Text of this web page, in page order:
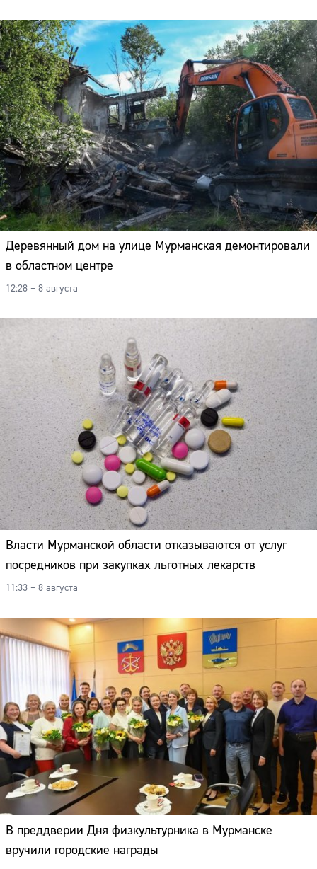
Деревянный дом на улице Мурманская демонтировали
в областном центре
12:28 – 8 августа
Власти Мурманской области отказываются от услуг
посредников при закупках льготных лекарств
11:33 – 8 августа
В преддверии Дня физкультурника в Мурманске
вручили городские награды
Сайт: